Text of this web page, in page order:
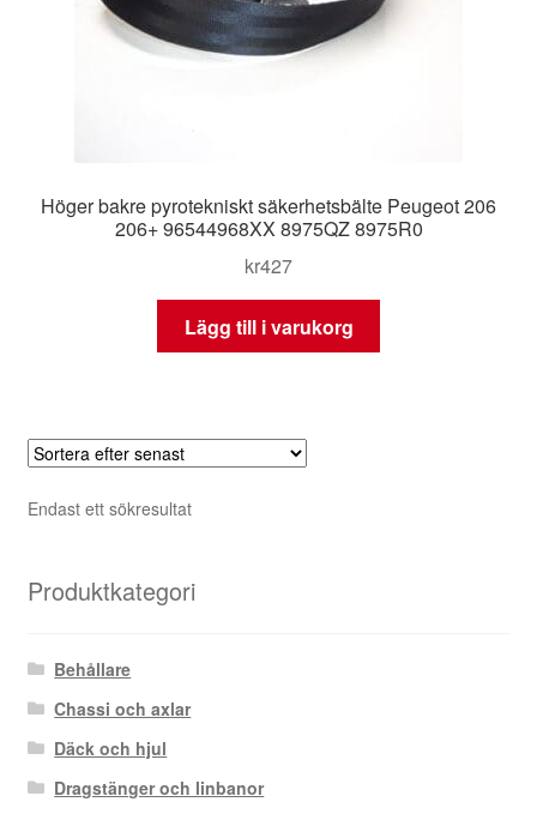
Transport
Villkor
Höger bakre pyrotekniskt säkerhetsbälte Peugeot 206
206+ 96544968XX 8975QZ 8975R0
kr427
Lägg till i varukorg
Endast ett sökresultat
Produktkategori
Behållare
Chassi och axlar
Däck och hjul
Dragstänger och linbanor